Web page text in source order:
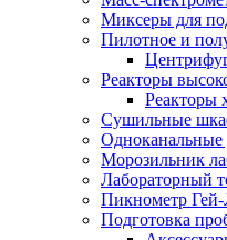
Миксеры для
Пилотное и
Реакторы
Реакторы
Сушильные
Одноканальные
Морозильник
Лабораторный
Пикнометр
Подготовка